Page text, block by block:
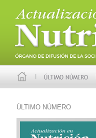
ÚLTIMO NÚMERO